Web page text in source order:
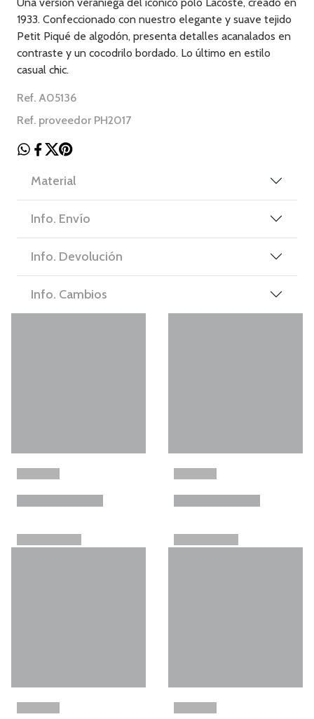
1933. Confeccionado con nuestro elegante y suave tejido
Petit Piqué de algodón, presenta detalles acanalados en
contraste y un cocodrilo bordado. Lo último en estilo
casual chic.
Ref. A05136
Ref. proveedor PH2017
Material
Info. Envío
Info. Devolución
Info. Cambios